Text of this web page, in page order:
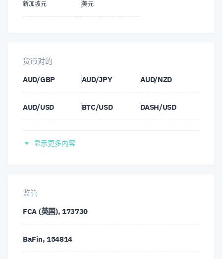
新加坡元 美元
货币对的
AUD/GBP
AUD/JPY AUD/NZD
AUD/USD BTC/USD DASH/USD
EUR/NOK
GBP/EUR
INR/USD
显示更多内容
监管
FCA (英国), 173730
BaFin, 154814